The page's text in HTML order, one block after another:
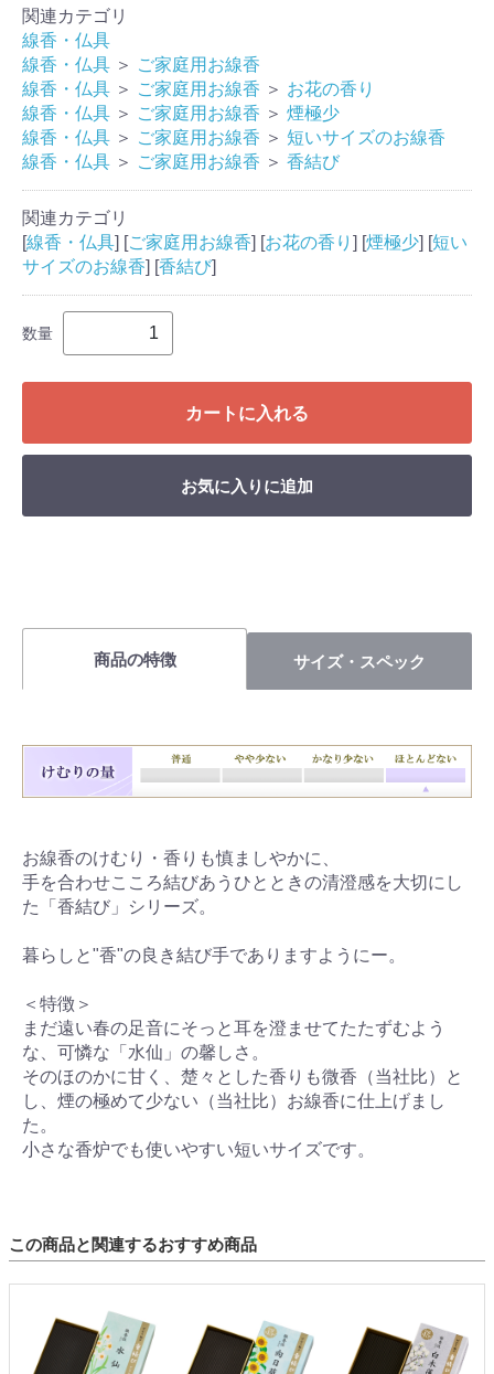
関連カテゴリ
線香・仏具
線香・仏具 ＞ ご家庭用お線香
線香・仏具 ＞ ご家庭用お線香 ＞ お花の香り
線香・仏具 ＞ ご家庭用お線香 ＞ 煙極少
線香・仏具 ＞ ご家庭用お線香 ＞ 短いサイズのお線香
線香・仏具 ＞ ご家庭用お線香 ＞ 香結び
関連カテゴリ
[線香・仏具] [ご家庭用お線香] [お花の香り ] [煙極少] [短い
サイズのお線香] [香結び]
数量
カートに入れる
お気に入りに追加
商品の特徴 サイズ・スペック
お線香のけむり・香りも慎ましやかに、
手を合わせこころ結びあうひとときの清澄感を大切にし
た「香結び」シリーズ。
暮らしと"香"の良き結び手でありますようにー。
＜特徴＞
まだ遠い春の足音にそっと耳を澄ませてたたずむよう
な、可憐な「水仙」の馨しさ。
そのほのかに甘く、楚々とした香りも微香（当社比）と
し、煙の極めて少ない（当社比）お線香に仕上げまし
た。
小さな香炉でも使いやすい短いサイズです。
この商品と関連するおすすめ商品